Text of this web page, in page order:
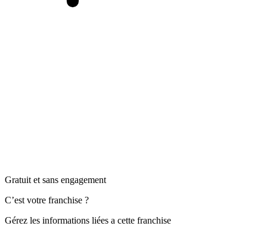
Gratuit et sans engagement
C’est votre franchise ?
Gérez les informations liées a cette franchise